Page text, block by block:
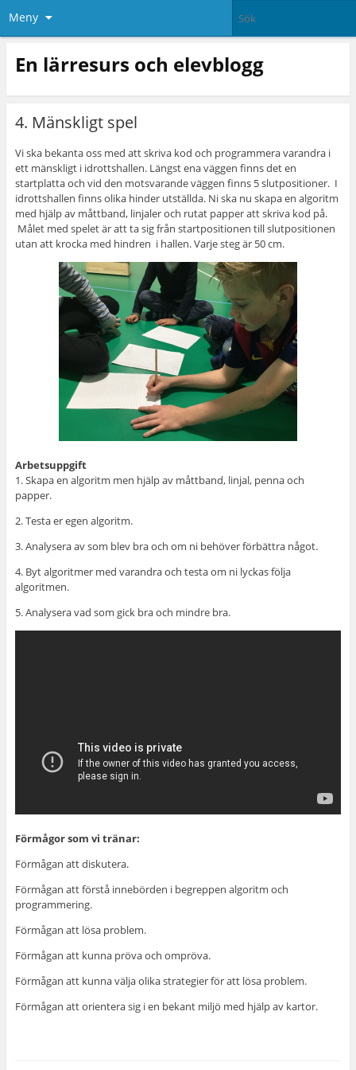
Meny
En lärresurs och elevblogg
4. Mänskligt spel
Vi ska bekanta oss med att skriva kod och programmera varandra i
ett mänskligt i idrottshallen. Längst ena väggen finns det en
startplatta och vid den motsvarande väggen finns 5 slutpositioner. I
idrottshallen finns olika hinder utställda. Ni ska nu skapa en algoritm
med hjälp av måttband, linjaler och rutat papper att skriva kod på.
Målet med spelet är att ta sig från startpositionen till slutpositionen
utan att krocka med hindren i hallen. Varje steg är 50 cm.
Arbetsuppgift
1. Skapa en algoritm men hjälp av måttband, linjal, penna och
papper.
2. Testa er egen algoritm.
3. Analysera av som blev bra och om ni behöver förbättra något.
4. Byt algoritmer med varandra och testa om ni lyckas följa
algoritmen.
5. Analysera vad som gick bra och mindre bra.
Förmågor som vi tränar:
Förmågan att diskutera.
Förmågan att förstå innebörden i begreppen algoritm och
programmering.
Förmågan att lösa problem.
Förmågan att kunna pröva och ompröva.
Förmågan att kunna välja olika strategier för att lösa problem.
Förmågan att orientera sig i en bekant miljö med hjälp av kartor.